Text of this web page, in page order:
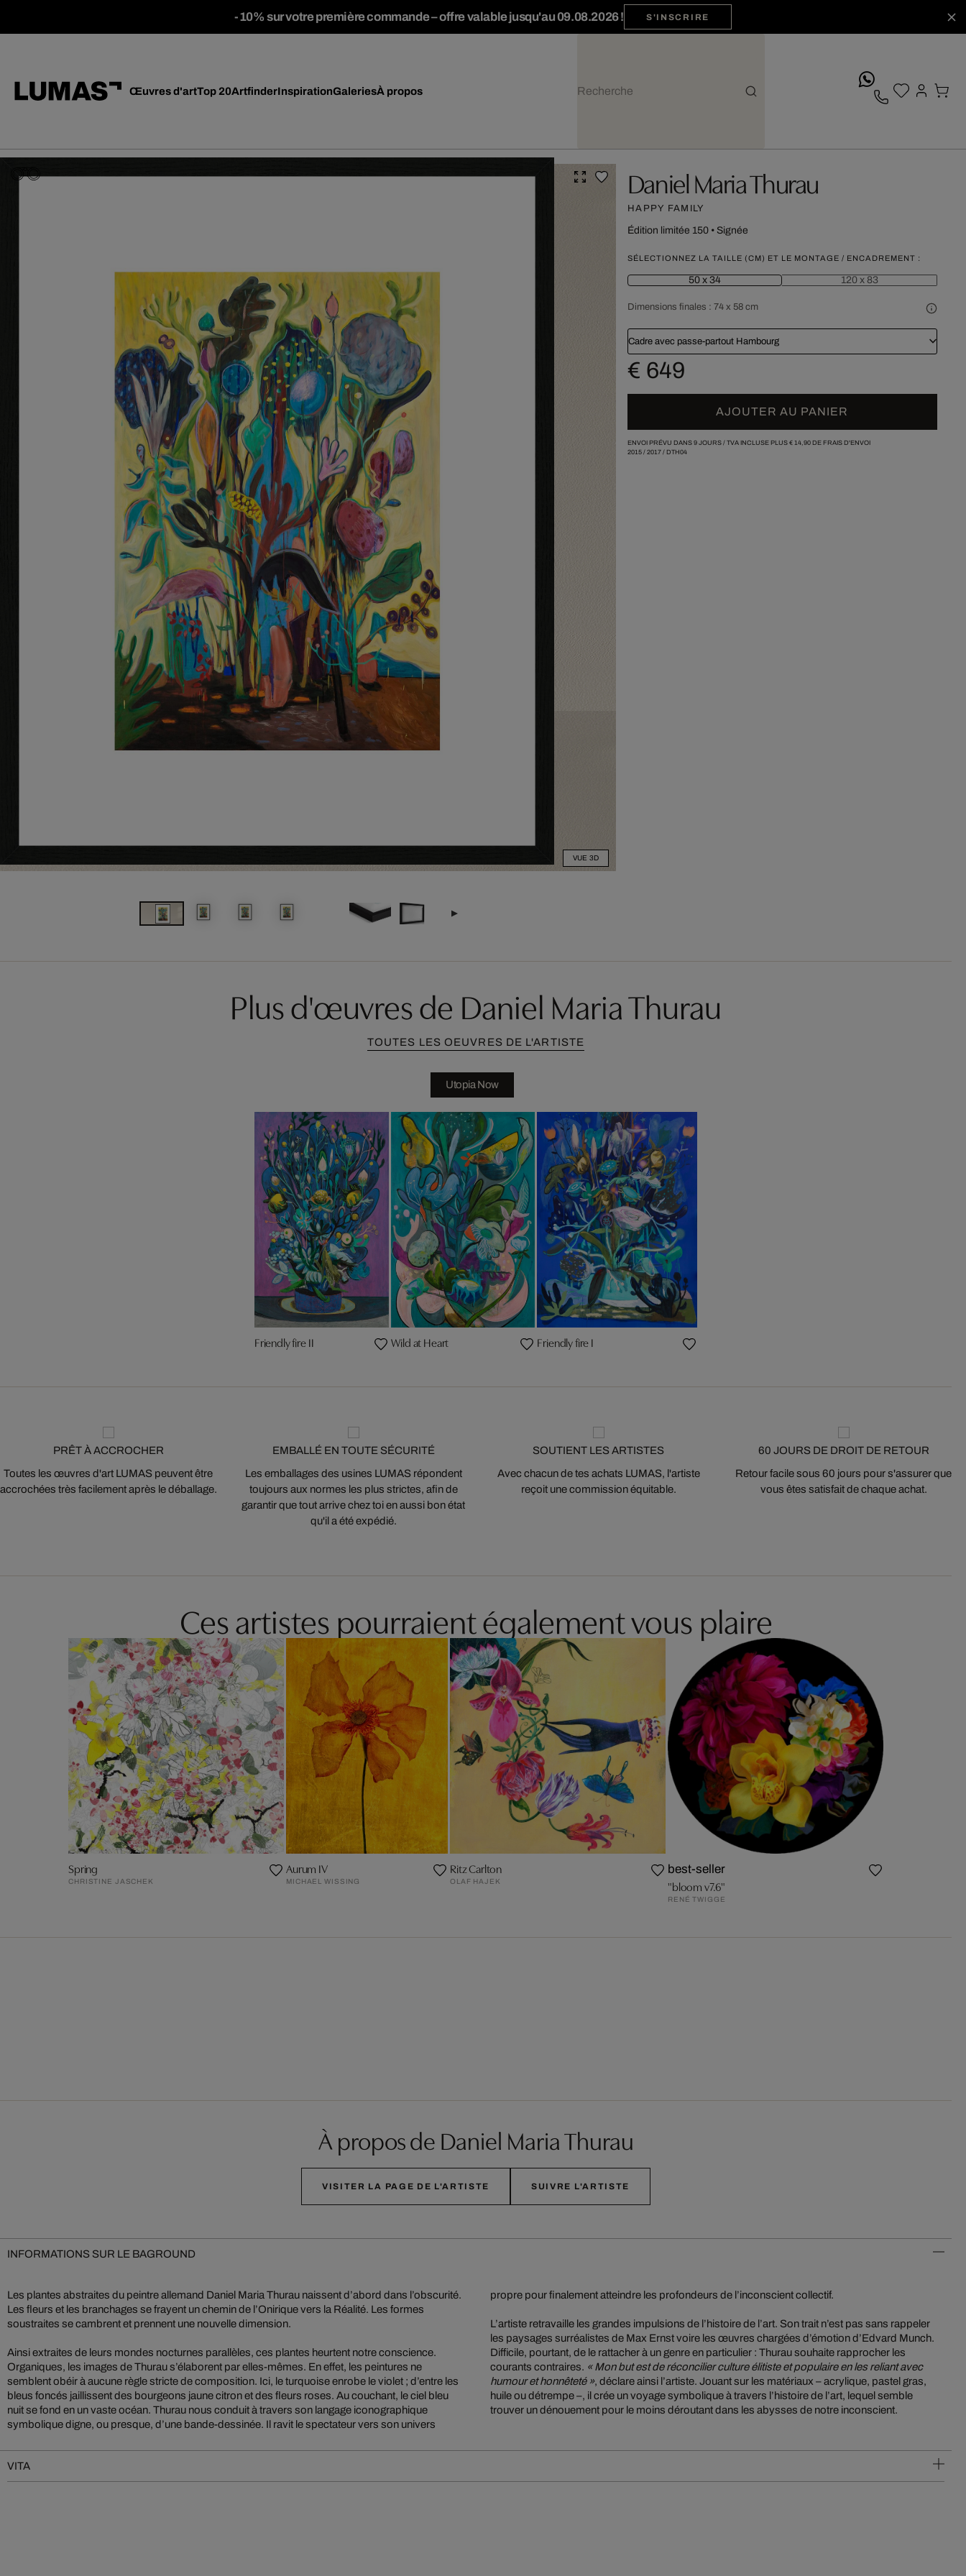
-10% sur votre première commande – offre valable jusqu'au 09.08.2026 ! S'INSCRIRE
Œuvres d'artTop 20ArtfinderInspirationGaleriesÀ propos
VUE 3D
Daniel Maria Thurau
HAPPY FAMILY
Édition limitée 150• Signée
SÉLECTIONNEZ LA TAILLE (CM) ET LE MONTAGE / ENCADREMENT :
50 x 34 120 x 83
Dimensions finales : 74 x 58 cm
Cadre avec passe-partout Hambourg
€ 649
AJOUTER AU PANIER
ENVOI PRÉVU DANS 9 JOURS / TVA INCLUSE PLUS € 14,90DE FRAIS D'ENVOI
2015/ 2017/ DTH04
Plus d'œuvres de Daniel Maria Thurau
TOUTES LES OEUVRES DE L'ARTISTE
Utopia Now
Friendly fire II Wild at Heart Friendly fire I
PRÊT À ACCROCHER
Toutes les œuvres d'art LUMAS peuvent être
accrochées très facilement après le déballage.
EMBALLÉ EN TOUTE SÉCURITÉ
Les emballages des usines LUMAS répondent
toujours aux normes les plus strictes, afin de
garantir que tout arrive chez toi en aussi bon état
qu'il a été expédié.
SOUTIENT LES ARTISTES
Avec chacun de tes achats LUMAS, l'artiste
reçoit une commission équitable.
60 JOURS DE DROIT DE RETOUR
Retour facile sous 60 jours pour s'assurer que
vous êtes satisfait de chaque achat.
Ces artistes pourraient également vous plaire
Spring
CHRISTINE JASCHEK
Aurum IV
MICHAEL WISSING
Ritz Carlton
OLAF HAJEK
best-seller
"bloom v7.6"
RENÉ TWIGGE
À propos de Daniel Maria Thurau
VISITER LA PAGE DE L'ARTISTE SUIVRE L'ARTISTE
INFORMATIONS SUR LE BAGROUND
Les plantes abstraites du peintre allemand Daniel Maria Thurau naissent d’abord dans l’obscurité.
Les fleurs et les branchages se frayent un chemin de l’Onirique vers la Réalité. Les formes
soustraites se cambrent et prennent une nouvelle dimension.
Ainsi extraites de leurs mondes nocturnes parallèles, ces plantes heurtent notre conscience.
Organiques, les images de Thurau s’élaborent par elles-mêmes. En effet, les peintures ne
semblent obéir à aucune règle stricte de composition. Ici, le turquoise enrobe le violet ; d’entre les
bleus foncés jaillissent des bourgeons jaune citron et des fleurs roses. Au couchant, le ciel bleu
nuit se fond en un vaste océan. Thurau nous conduit à travers son langage iconographique
symbolique digne, ou presque, d’une bande-dessinée. Il ravit le spectateur vers son univers
propre pour finalement atteindre les profondeurs de l’inconscient collectif.
L’artiste retravaille les grandes impulsions de l’histoire de l’art. Son trait n’est pas sans rappeler
les paysages surréalistes de Max Ernst voire les œuvres chargées d’émotion d’Edvard Munch.
Difficile, pourtant, de le rattacher à un genre en particulier : Thurau souhaite rapprocher les
courants contraires. « Mon but est de réconcilier culture élitiste et populaire en les reliant avec
humour et honnêteté », déclare ainsi l’artiste. Jouant sur les matériaux – acrylique, pastel gras,
huile ou détrempe –, il crée un voyage symbolique à travers l’histoire de l’art, lequel semble
trouver un dénouement pour le moins déroutant dans les abysses de notre inconscient.
VITA